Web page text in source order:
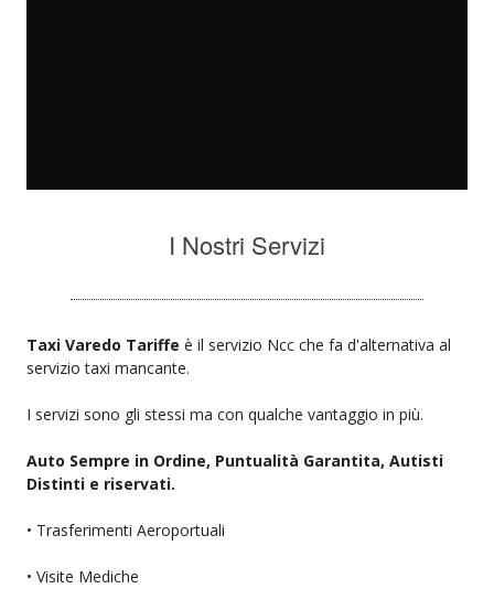
I Nostri Servizi
Taxi Varedo Tariffe è il servizio Ncc che fa d'alternativa al
servizio taxi mancante.
I servizi sono gli stessi ma con qualche vantaggio in più.
Auto Sempre in Ordine, Puntualità Garantita, Autisti
Distinti e riservati.
• Trasferimenti Aeroportuali
• Visite Mediche